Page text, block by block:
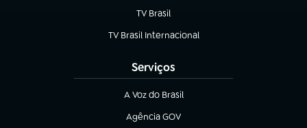
TV Brasil
(abre em nova aba)
TV Brasil Internacional
(abre em nova aba)
Serviços
A Voz do Brasil
(abre em nova aba)
Agência GOV
(abre em nova aba)